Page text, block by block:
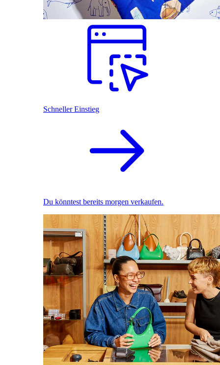
Schneller Einstieg
Du könntest bereits morgen verkaufen.